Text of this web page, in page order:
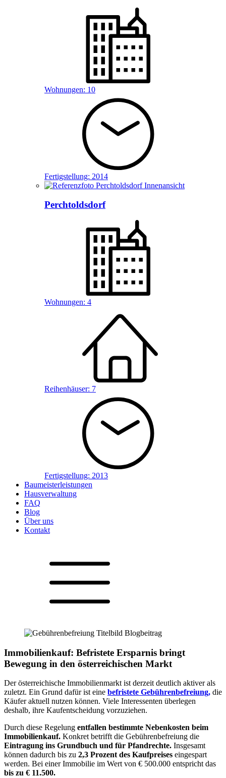
Wohnungen: 10
Fertigstellung: 2014
Perchtoldsdorf
Wohnungen: 4
Reihenhäuser: 7
Fertigstellung: 2013
Baumeisterleistungen
Hausverwaltung
FAQ
Blog
Über uns
Kontakt
Immobilienkauf: Befristete Ersparnis bringt
Bewegung in den österreichischen Markt
Der österreichische Immobilienmarkt ist derzeit deutlich aktiver als
zuletzt. Ein Grund dafür ist eine befristete Gebührenbefreiung, die
Käufer aktuell nutzen können. Viele Interessenten überlegen
deshalb, ihre Kaufentscheidung vorzuziehen.
Durch diese Regelung entfallen bestimmte Nebenkosten beim
Immobilienkauf. Konkret betrifft die Gebührenbefreiung die
Eintragung ins Grundbuch und für Pfandrechte. Insgesamt
können dadurch bis zu 2,3 Prozent des Kaufpreises eingespart
werden. Bei einer Immobilie im Wert von € 500.000 entspricht das
bis zu € 11.500.